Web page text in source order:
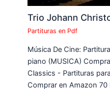
Trio Johann
Partituras en Pdf
Música De Cine:
piano (MUSICA)
Classics - Partituras
Comprar en Amazon